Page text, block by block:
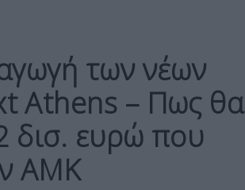
των νέων
Athens – Πως θα
δισ. ευρώ που
ΑΜΚ